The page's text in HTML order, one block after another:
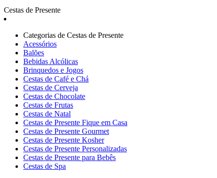
Cestas de Presente
Categorias de Cestas de Presente
Acessórios
Balões
Bebidas Alcólicas
Brinquedos e Jogos
Cestas de Café e Chá
Cestas de Cerveja
Cestas de Chocolate
Cestas de Frutas
Cestas de Natal
Cestas de Presente Fique em Casa
Cestas de Presente Gourmet
Cestas de Presente Kosher
Cestas de Presente Personalizadas
Cestas de Presente para Bebês
Cestas de Spa